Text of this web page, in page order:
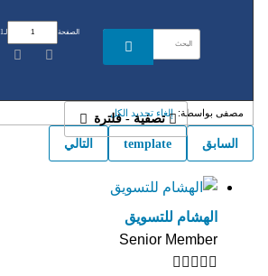
الصفحة لـ1
تصفية - فلترة مصفى بواسطة: إلغاء تحديد الكل
السابق template التالي
الهشام للتسويق
Senior Member